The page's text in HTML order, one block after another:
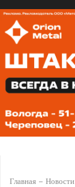
Главная Новости